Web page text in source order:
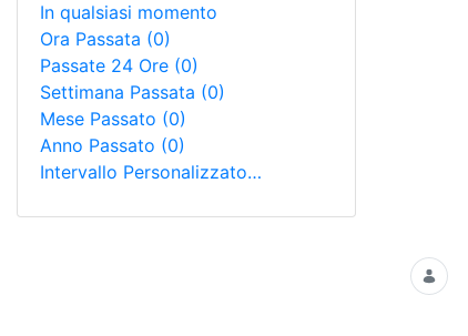
In qualsiasi momento
Ora Passata (0)
Passate 24 Ore (0)
Settimana Passata (0)
Mese Passato (0)
Anno Passato (0)
Intervallo Personalizzato…